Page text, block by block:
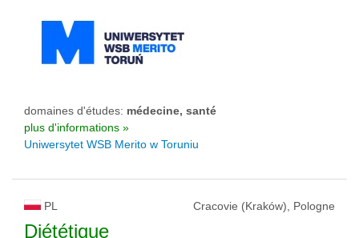
domaines d'études: médecine, santé
plus d'informations »
Uniwersytet WSB Merito w Toruniu
PL Cracovie (Kraków), Pologne
Diététique